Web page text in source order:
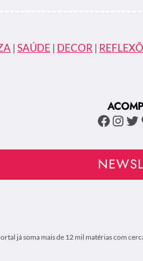
| SAÚDE | DECOR |
já soma mais de 12 mil matérias com